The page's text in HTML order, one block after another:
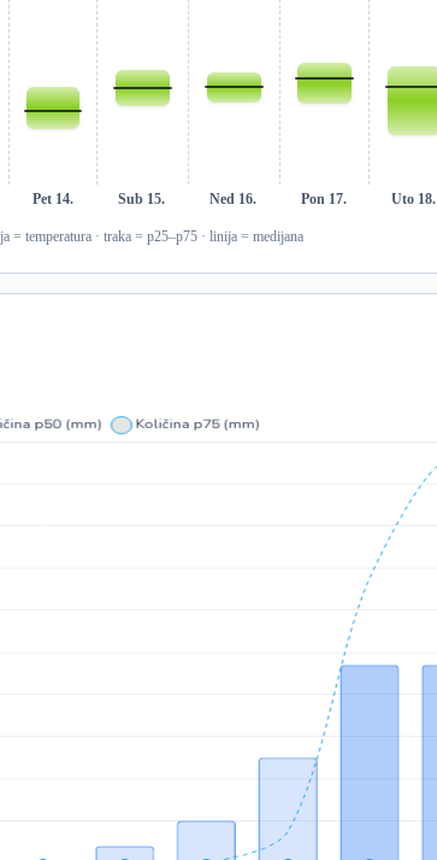
Pet 14. Sub 15. Ned 16. Pon 17. Uto 18.
= temperatura · traka = p25–p75 · linija = medijana